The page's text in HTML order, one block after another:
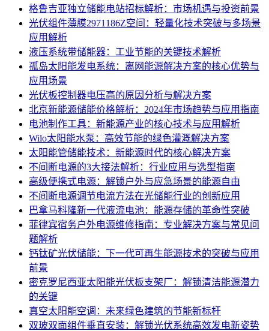
格鲁吉亚独立储能电站招标解析：市场机遇与投资前景
光伏组件薄膜2971186Z空间：轻量化技术突破与多场景
应用解析
液压系统带储能器：工业节能的关键技术解析
孤岛太阳能发电系统：离网能源解决方案的核心优势与
应用场景
光伏板控制器电压高的原因分析与解决方案
北京新能源储能价格解析：2024年市场趋势与应用指南
电池制作工具：新能源产业的核心技术与应用解析
Wilo太阳能水泵：高效节能的绿色灌溉解决方案
太阳能管储能技术：新能源时代的核心解决方案
不间断电源的3大接法解析：行业应用与选型指南
高级便携式电源：解锁户外与应急场景的能源自由
不间断电源调节电流方法在光储能行业的创新应用
巴拿马科隆新一代液流电池：能源存储的革命性突破
菲律宾宿务户外电源维修指南：专业解决方案与常见问
题解析
钙钛矿光伏储能：下一代可再生能源技术的突破与应用
前景
密克罗尼西亚太阳能光伏板支架厂：解锁清洁能源潜力
的关键
真空太阳能空调：未来绿色建筑的节能新标杆
双玻双面组件垂直安装：解锁光伏系统高效发电新姿势